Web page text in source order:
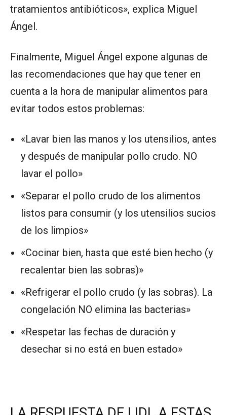
tratamientos antibióticos», explica Miguel
Ángel.
Finalmente, Miguel Ángel expone algunas de
las recomendaciones que hay que tener en
cuenta a la hora de manipular alimentos para
evitar todos estos problemas:
«Lavar bien las manos y los utensilios, antes
y después de manipular pollo crudo. NO
lavar el pollo»
«Separar el pollo crudo de los alimentos
listos para consumir (y los utensilios sucios
de los limpios»
«Cocinar bien, hasta que esté bien hecho (y
recalentar bien las sobras)»
«Refrigerar el pollo crudo (y las sobras). La
congelación NO elimina las bacterias»
«Respetar las fechas de duración y
desechar si no está en buen estado»